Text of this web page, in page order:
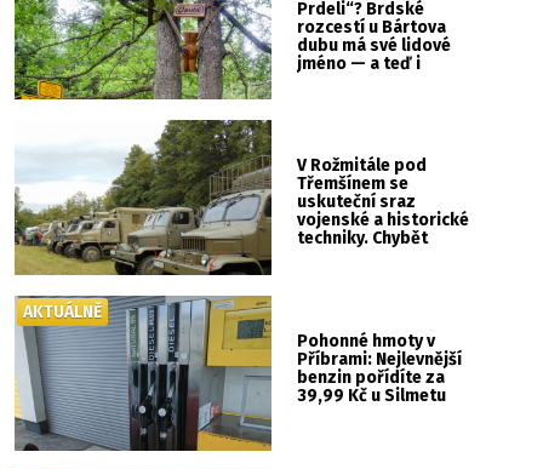
Prdeli“? Brdské
rozcestí u Bártova
dubu má své lidové
jméno — a teď i
V Rožmitále pod
Třemšínem se
uskuteční sraz
vojenské a historické
techniky. Chybět
Pohonné hmoty v
Příbrami: Nejlevnější
benzin pořídíte za
39,99 Kč u Silmetu
AKTUÁLNĚ